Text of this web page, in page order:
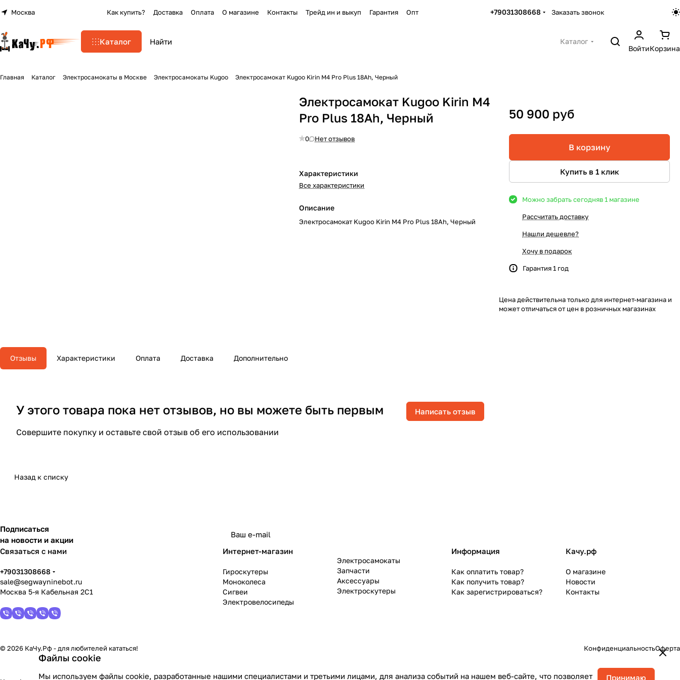
Москва Как купить? Доставка Оплата О магазине Контакты Трейд ин и выкуп Гарантия Опт +79031308668 Заказать звонок
Каталог
Каталог
ВойтиКорзина
Главная Каталог Электросамокаты в Москве Электросамокаты Kugoo Электросамокат Kugoo Kirin M4 Pro Plus 18Ah, Черный
Электросамокат Kugoo Kirin M4
Pro Plus 18Ah, Черный
0 Нет отзывов
Характеристики
Все характеристики
Описание
Электросамокат Kugoo Kirin M4 Pro Plus 18Ah, Черный
50 900 руб
В корзину
Купить в 1 клик
Можно забрать сегодняв 1 магазине
Рассчитать доставку
Нашли дешевле?
Хочу в подарок
Гарантия 1 год
Цена действительна только для интернет-магазина и
может отличаться от цен в розничных магазинах
Отзывы Характеристики Оплата Доставка Дополнительно
У этого товара пока нет отзывов, но вы можете быть первым
Совершите покупку и оставьте свой отзыв об его использовании
Написать отзыв
Назад к списку
Подписаться
на новости и акции
Связаться с нами
+79031308668
sale@segwayninebot.ru
Москва 5-я Кабельная 2С1
Интернет-магазин
Гироскутеры
Моноколеса
Сигвеи
Электровелосипеды
Электросамокаты
Запчасти
Аксессуары
Электроскутеры
Информация
Как оплатить товар?
Как получить товар?
Как зарегистрироваться?
Качу.рф
О магазине
Новости
Контакты
© 2026 КаЧу.Рф - для любителей кататься! КонфиденциальностьОферта
Файлы cookie
Мы используем файлы cookie, разработанные нашими специалистами и третьими лицами, для анализа событий на нашем веб-сайте, что позволяет Принимаю